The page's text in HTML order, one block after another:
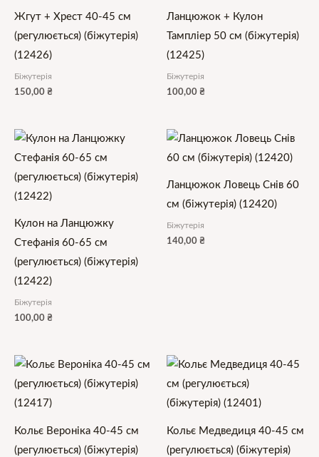
Жгут + Хрест 40-45 см
(регулюється) (біжутерія)
(12426)
Біжутерія
150,00 ₴
Ланцюжок + Кулон
Тампліер 50 см (біжутерія)
(12425)
Біжутерія
100,00 ₴
Кулон на Ланцюжку
Стефанія 60-65 см
(регулюється) (біжутерія)
(12422)
Біжутерія
100,00 ₴
Ланцюжок Ловець Снів 60
см (біжутерія) (12420)
Біжутерія
140,00 ₴
Кольє Вероніка 40-45 см
(регулюється) (біжутерія)
Кольє Медведиця 40-45 см
(регулюється) (біжутерія)